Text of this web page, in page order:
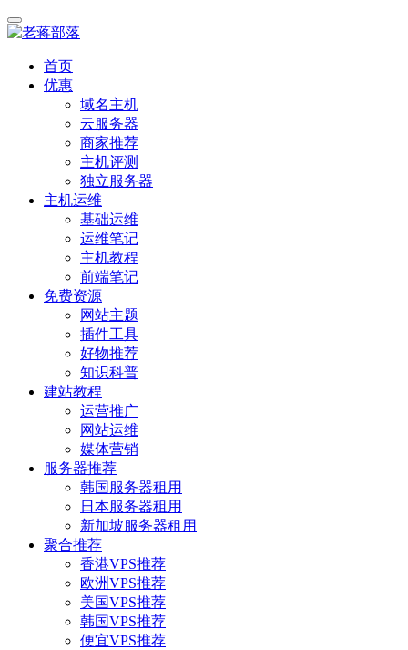
首页
优惠
域名主机
云服务器
商家推荐
主机评测
独立服务器
主机运维
基础运维
运维笔记
主机教程
前端笔记
免费资源
网站主题
插件工具
好物推荐
知识科普
建站教程
运营推广
网站运维
媒体营销
服务器推荐
韩国服务器租用
日本服务器租用
新加坡服务器租用
聚合推荐
香港VPS推荐
欧洲VPS推荐
美国VPS推荐
韩国VPS推荐
便宜VPS推荐